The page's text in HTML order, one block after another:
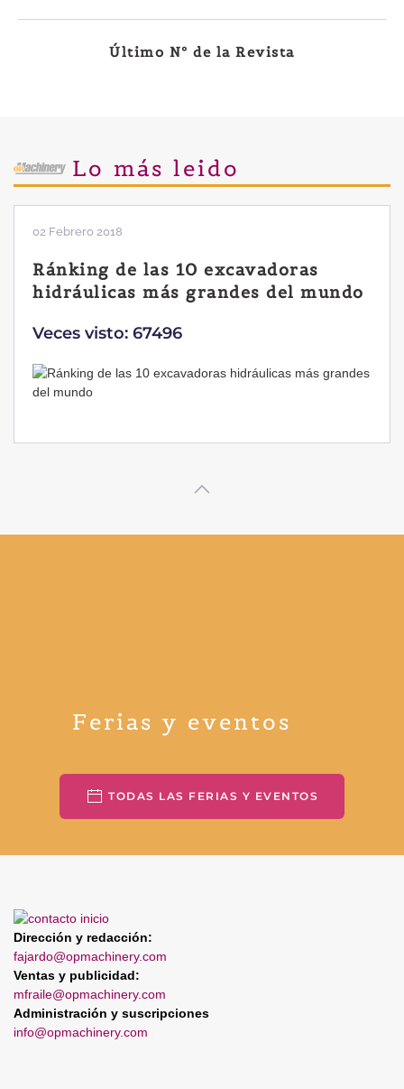
Último Nº de la Revista
Lo más leido
02 Febrero 2018
Ránking de las 10 excavadoras
hidráulicas más grandes del mundo
Veces visto: 67496
Ferias y eventos
TODAS LAS FERIAS Y EVENTOS
Dirección y redacción:
fajardo@opmachinery.com
Ventas y publicidad:
mfraile@opmachinery.com
Administración y suscripciones
info@opmachinery.com